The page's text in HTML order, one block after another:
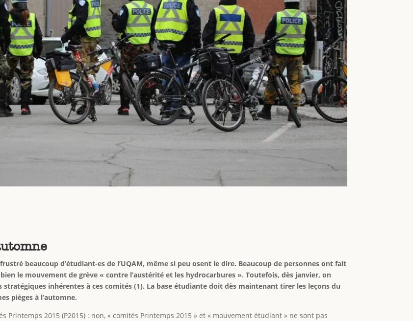
beaucoup d’étudiant-es de l’UQAM, même si peu osent le dire. Beaucoup de personnes ont fait
le mouvement de grève « contre l’austérité et les hydrocarbures ». Toutefois, dès janvier, on
inhérentes à ces comités (1). La base étudiante doit dès maintenant tirer les leçons du
pièges à l’automne.
Printemps 2015 (P2015) : non, « comités Printemps 2015 » et « mouvement étudiant » ne sont pas